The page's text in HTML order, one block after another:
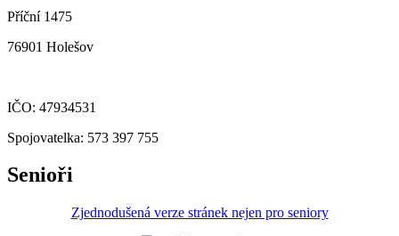
Příční 1475
76901 Holešov
IČO: 47934531
Spojovatelka: 573 397 755
Senioři
Zjednodušená verze stránek nejen pro seniory